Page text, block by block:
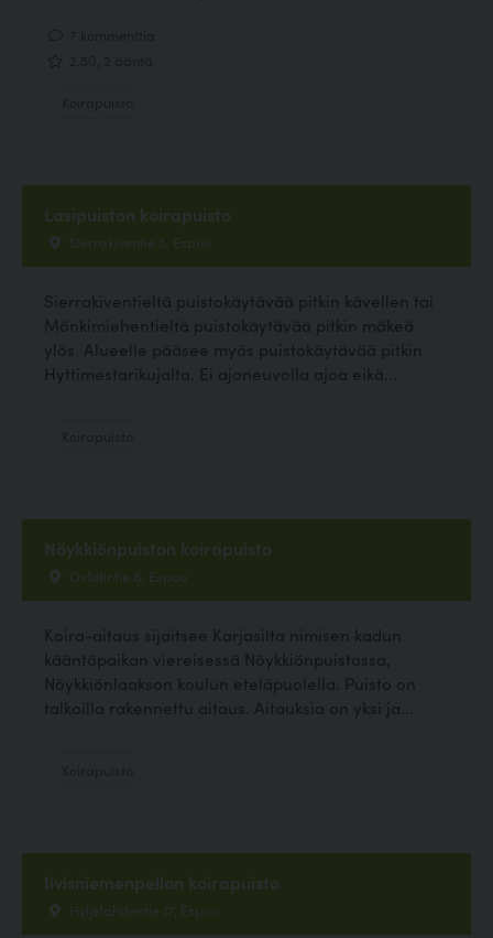
Lasipuiston koirapuisto
Sierrakiventie 5, Espoo
Sierrakiventieltä puistokäytävää pitkin kävellen tai
Mönkimiehentieltä puistokäytävää pitkin mäkeä
ylös. Alueelle pääsee myös puistokäytävää pitkin
Hyttimestarikujalta. Ei ajoneuvolla ajoa eikä...
Nöykkiönpuiston koirapuisto
Oxfotintie 8, Espoo
Koira-aitaus sijaitsee Karjasilta nimisen kadun
kääntöpaikan viereisessä Nöykkiönpuistossa,
Nöykkiönlaakson koulun eteläpuolella. Puisto on
talkoilla rakennettu aitaus. Aitauksia on yksi ja...
Iivisniemenpellon koirapuisto
Hyljelahdentie 17, Espoo